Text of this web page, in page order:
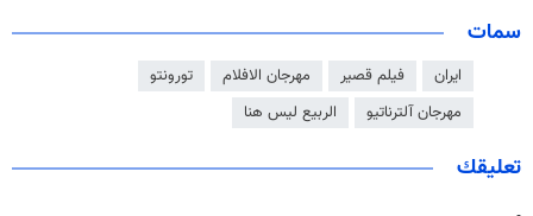
سمات
ايران فيلم قصير مهرجان الافلام
تورونتو
مهرجان آلترناتيو
الربيع ليس هنا
تعليقك